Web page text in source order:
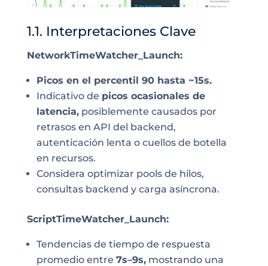
1.1. Interpretaciones Clave
NetworkTimeWatcher_Launch:
Picos en el percentil 90 hasta ~15s.
Indicativo de picos ocasionales de
latencia,posiblemente causados por
retrasos en API del backend,
autenticación lenta o cuellos de botella
en recursos.
Considera optimizar pools de hilos,
consultas backend y carga asíncrona.
ScriptTimeWatcher_Launch:
Tendencias de tiempo de respuesta
promedio entre 7s–9s,mostrando una